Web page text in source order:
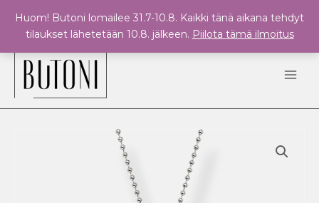
sisältöön
Main
Huom! Butoni lomailee 31.7-10.8. Kaikki tänä aikana tehdyt
tilaukset lähetetään 10.8. jälkeen. Piilota tämä ilmoitus